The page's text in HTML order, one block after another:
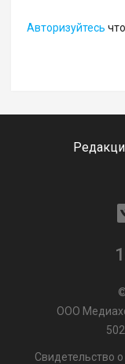
Авторизуйтесь
ООО
Свидетельство